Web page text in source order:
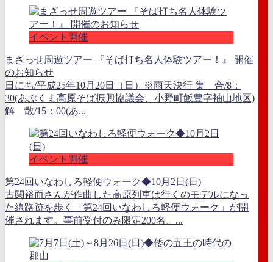
イベント開催
まざっせ周遊ツアー 『そば打ち名人体験ツアー！』 開催
のお知らせ
日にち/平成25年10月20日（日）※雨天決行 集 合/8：
30(あぶくま高原そば振興協議会、小野町飯豊字袖山地区)
解 散/15：00(あ...
イベント開催
第24回いなわしろ軽便ウォーク◆10月2日(日)
古関裕而さんが作曲した高原列車は行くのモデルになっ
た線路跡を歩く「第24回いなわしろ軽便ウォーク」が開
催されます。事前受付のみ限定200名、...